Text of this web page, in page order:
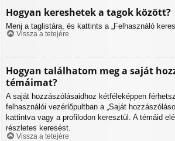
Hogyan kereshetek a tagok között?
Menj a taglistára, és kattints a „Felhasználó
Vissza a tetejére
Hogyan találhatom meg a saját
témáimat?
A saját hozzászólásaidhoz kétféleképpen
felhasználói vezérlőpultban a „Saját
kattintva vagy a profilodon keresztül. A témáid
részletes keresést.
Vissza a tetejére